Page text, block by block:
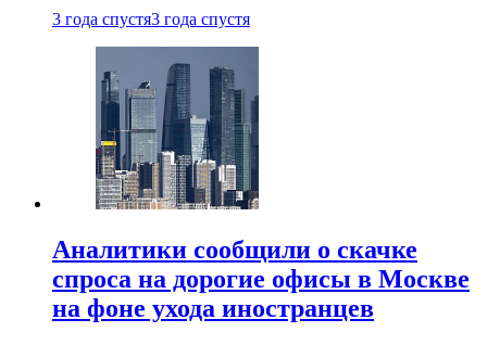
3 года спустя3 года спустя
Аналитики сообщили о скачке
спроса на дорогие офисы в Москве
на фоне ухода иностранцев